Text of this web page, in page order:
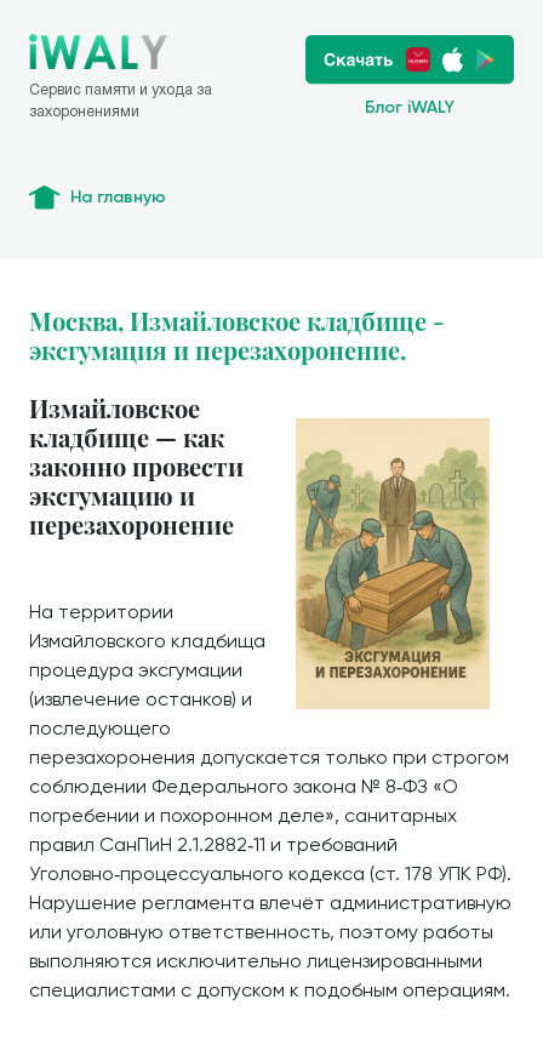
Сервис памяти и ухода за
захоронениями
Блог iWALY
На главную
Москва, Измайловское кладбище -
эксгумация и перезахоронение.
Измайловское
кладбище — как
законно провести
эксгумацию и
перезахоронение
На территории
Измайловского кладбища
процедура эксгумации
(извлечение останков) и
последующего
перезахоронения допускается только при строгом
соблюдении Федерального закона № 8‑ФЗ «О
погребении и похоронном деле», санитарных
правил СанПиН 2.1.2882‑11 и требований
Уголовно‑процессуального кодекса (ст. 178 УПК РФ).
Нарушение регламента влечёт административную
или уголовную ответственность, поэтому работы
выполняются исключительно лицензированными
специалистами с допуском к подобным операциям.